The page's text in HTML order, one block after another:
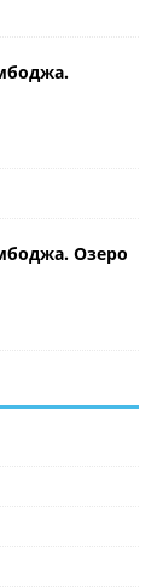
Озеро